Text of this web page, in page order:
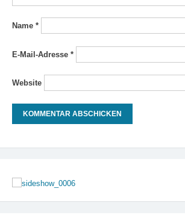
Name *
E-Mail-Adresse *
Website